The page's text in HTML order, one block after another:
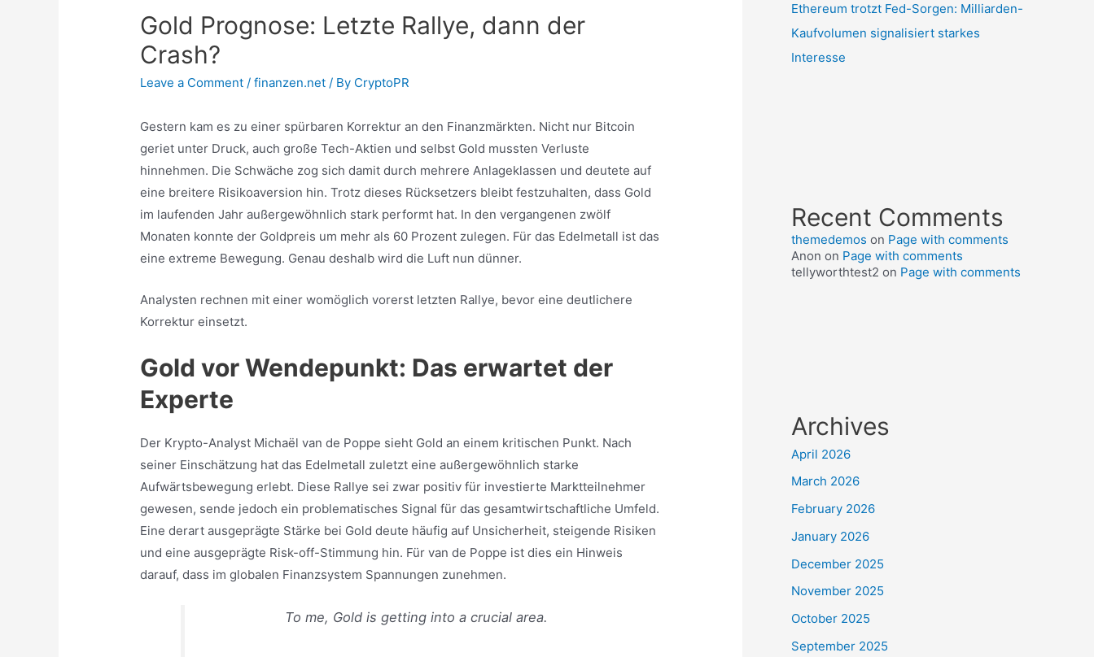
Gold Prognose: Letzte Rallye, dann der
Crash?
Leave a Comment /finanzen.net / By CryptoPR
Gestern kam es zu einer spürbaren Korrektur an den Finanzmärkten. Nicht nur Bitcoin
geriet unter Druck, auch große Tech-Aktien und selbst Gold mussten Verluste
hinnehmen. Die Schwäche zog sich damit durch mehrere Anlageklassen und deutete auf
eine breitere Risikoaversion hin. Trotz dieses Rücksetzers bleibt festzuhalten, dass Gold
im laufenden Jahr außergewöhnlich stark performt hat. In den vergangenen zwölf
Monaten konnte der Goldpreis um mehr als 60 Prozent zulegen. Für das Edelmetall ist das
eine extreme Bewegung. Genau deshalb wird die Luft nun dünner.
Analysten rechnen mit einer womöglich vorerst letzten Rallye, bevor eine deutlichere
Korrektur einsetzt.
Gold vor Wendepunkt: Das erwartet der
Experte
Der Krypto-Analyst Michaël van de Poppe sieht Gold an einem kritischen Punkt. Nach
seiner Einschätzung hat das Edelmetall zuletzt eine außergewöhnlich starke
Aufwärtsbewegung erlebt. Diese Rallye sei zwar positiv für investierte Marktteilnehmer
gewesen, sende jedoch ein problematisches Signal für das gesamtwirtschaftliche Umfeld.
Eine derart ausgeprägte Stärke bei Gold deute häufig auf Unsicherheit, steigende Risiken
und eine ausgeprägte Risk-off-Stimmung hin. Für van de Poppe ist dies ein Hinweis
darauf, dass im globalen Finanzsystem Spannungen zunehmen.
To me, Gold is getting into a crucial area.
Ethereum trotzt Fed-Sorgen: Milliarden-
Kaufvolumen signalisiert starkes
Interesse
Recent Comments
themedemos on Page with comments
Anon on Page with comments
tellyworthtest2 on Page with comments
Archives
April 2026
March 2026
February 2026
January 2026
December 2025
November 2025
October 2025
September 2025